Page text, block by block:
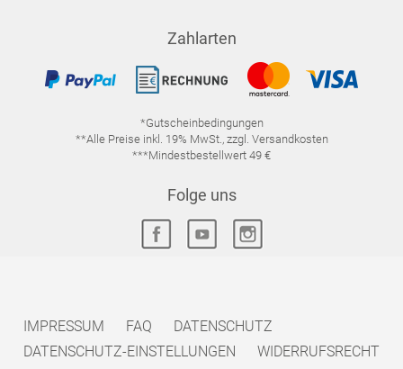
Zahlarten
*Gutscheinbedingungen
**Alle Preise inkl. 19% MwSt., zzgl. Versandkosten
***Mindestbestellwert 49 €
Folge uns
IMPRESSUM FAQ
DATENSCHUTZ
DATENSCHUTZ-EINSTELLUNGEN
WIDERRUFSRECHT